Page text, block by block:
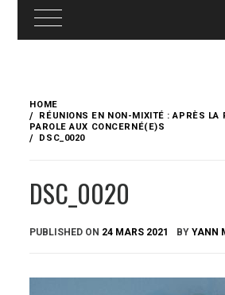
content
HOME
RÉUNIONS EN NON-MIXITÉ : APRÈS LA
PAROLE AUX CONCERNÉ(E)S
DSC_0020
DSC_0020
PUBLISHED ON 24 MARS 2021 BYYANN